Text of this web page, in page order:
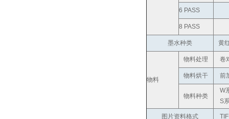
6 PASS
8 PASS
墨水种类 黄
物料
物料处理 卷
物料烘干 前
物料种类
W
S系
图片资料格式